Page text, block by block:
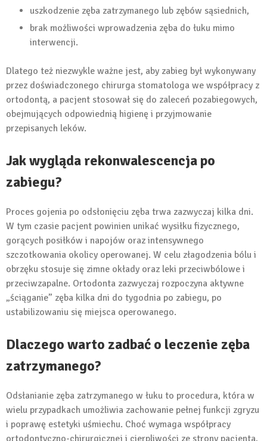
uszkodzenie zęba zatrzymanego lub zębów sąsiednich,
brak możliwości wprowadzenia zęba do łuku mimo
interwencji.
Dlatego też niezwykle ważne jest, aby zabieg był wykonywany
przez doświadczonego chirurga stomatologa we współpracy z
ortodontą, a pacjent stosował się do zaleceń pozabiegowych,
obejmujących odpowiednią higienę i przyjmowanie
przepisanych leków.
Jak wygląda rekonwalescencja po
zabiegu?
Proces gojenia po odsłonięciu zęba trwa zazwyczaj kilka dni.
W tym czasie pacjent powinien unikać wysiłku fizycznego,
gorących posiłków i napojów oraz intensywnego
szczotkowania okolicy operowanej. W celu złagodzenia bólu i
obrzęku stosuje się zimne okłady oraz leki przeciwbólowe i
przeciwzapalne. Ortodonta zazwyczaj rozpoczyna aktywne
„ściąganie” zęba kilka dni do tygodnia po zabiegu, po
ustabilizowaniu się miejsca operowanego.
Dlaczego warto zadbać o leczenie zęba
zatrzymanego?
Odsłanianie zęba zatrzymanego w łuku to procedura, która w
wielu przypadkach umożliwia zachowanie pełnej funkcji zgryzu
i poprawę estetyki uśmiechu. Choć wymaga współpracy
ortodontyczno-chirurgicznej i cierpliwości ze strony pacjenta,